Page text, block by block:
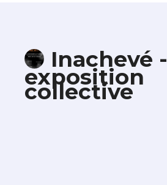
Inachevé -
exposition
collective